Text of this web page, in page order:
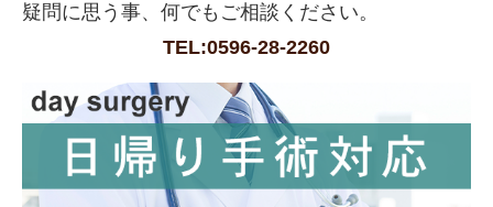
疑問に思う事、何でもご相談ください。
TEL:0596-28-2260